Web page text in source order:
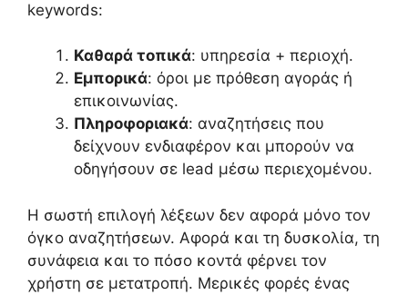
keywords:
Καθαρά τοπικά: υπηρεσία + περιοχή.
Εμπορικά: όροι με πρόθεση αγοράς ή
επικοινωνίας.
Πληροφοριακά: αναζητήσεις που
δείχνουν ενδιαφέρον και μπορούν να
οδηγήσουν σε lead μέσω περιεχομένου.
Η σωστή επιλογή λέξεων δεν αφορά μόνο τον
όγκο αναζητήσεων. Αφορά και τη δυσκολία, τη
συνάφεια και το πόσο κοντά φέρνει τον
χρήστη σε μετατροπή. Μερικές φορές ένας